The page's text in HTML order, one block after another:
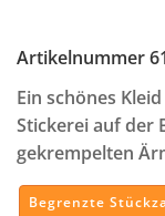
Artikelnummer
Ein schönes
Stickerei auf der
gekrempelten
Begrenzte